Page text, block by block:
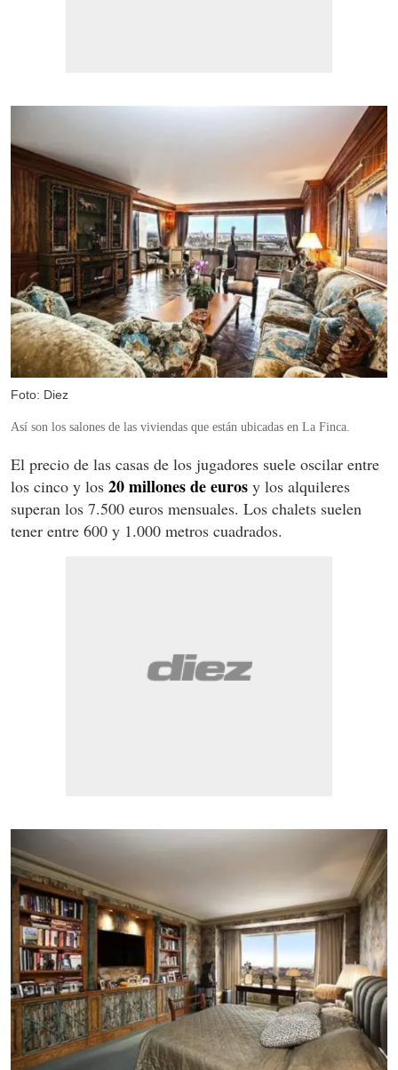
Foto: Diez
Así son los salones de las viviendas que están ubicadas en La Finca.
El precio de las casas de los jugadores suele oscilar entre
los cinco y los 20 millones de euros y los alquileres
superan los 7.500 euros mensuales. Los chalets suelen
tener entre 600 y 1.000 metros cuadrados.